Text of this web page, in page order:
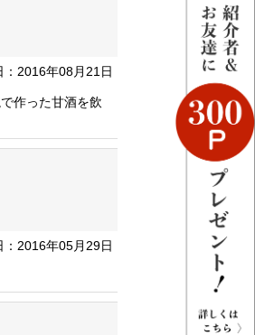
：2016年08月21日
作った甘酒を飲
：2016年05月29日